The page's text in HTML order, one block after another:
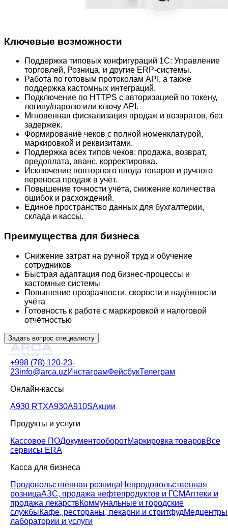
Ключевые возможности
Поддержка типовых конфигураций 1С: Управление
торговлей, Розница, и другие ERP-системы.
Работа по готовым протоколам API, а также
поддержка кастомных интеграций.
Подключение по HTTPS с авторизацией по токену,
логину/паролю или ключу API.
Мгновенная фискализация продаж и возвратов, без
задержек.
Формирование чеков с полной номенклатурой,
маркировкой и реквизитами.
Поддержка всех типов чеков: продажа, возврат,
предоплата, аванс, корректировка.
Исключение повторного ввода товаров и ручного
переноса продаж в учёт.
Повышение точности учёта, снижение количества
ошибок и расхождений.
Единое пространство данных для бухгалтерии,
склада и кассы.
Преимущества для бизнеса
Снижение затрат на ручной труд и обучение
сотрудников
Быстрая адаптация под бизнес-процессы и
кастомные системы
Повышение прозрачности, скорости и надёжности
учёта
Готовность к работе с маркировкой и налоговой
отчётностью
Задать вопрос специалисту
+998 (78) 120-23-
23info@arca.uzИнстаграмФейсбукТелеграм
Онлайн-кассы
A930 RTXA930A910SАкции
Продукты и услуги
Кассовое ПОДокументооборотМаркировка товаровВсе
сервисы ERA
Касса для бизнеса
Продовольственная розницаНепродовольственная
розницаАЗС, продажа нефтепродуктов и ГСМАптеки и
продажа лекарствКоммунальные и городские
службыКафе, рестораны, пекарни и стритфуд
лаборатории и услуги